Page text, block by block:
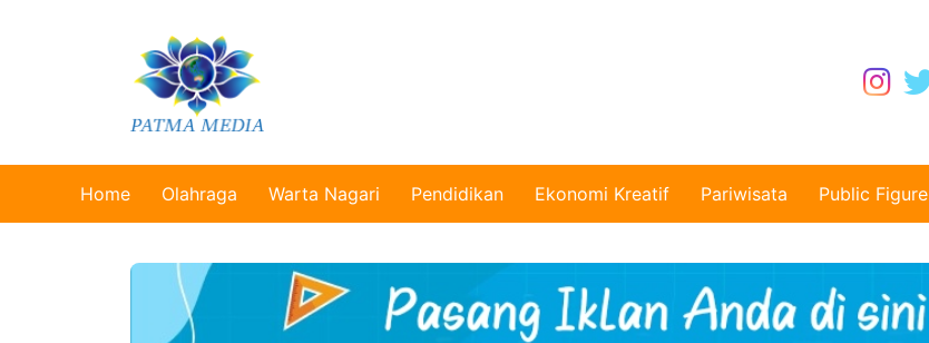
Home Olahraga Warta Nagari Pendidikan Ekonomi Kreatif Pariwisata Public Figure